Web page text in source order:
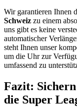
Wir garantieren Ihnen
Schweiz zu einem
uns gibt es keine
automatischer
steht Ihnen unser
um die Uhr zur
umfassend zu
Fazit: Sichern
die Super